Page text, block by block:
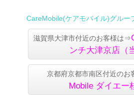
CareMobile(ケアモバイル)グルー
滋賀県大津市付近のお客様は⇒
ンチ大津京店（
京都府京都市南区付近の
Mobileダイエー